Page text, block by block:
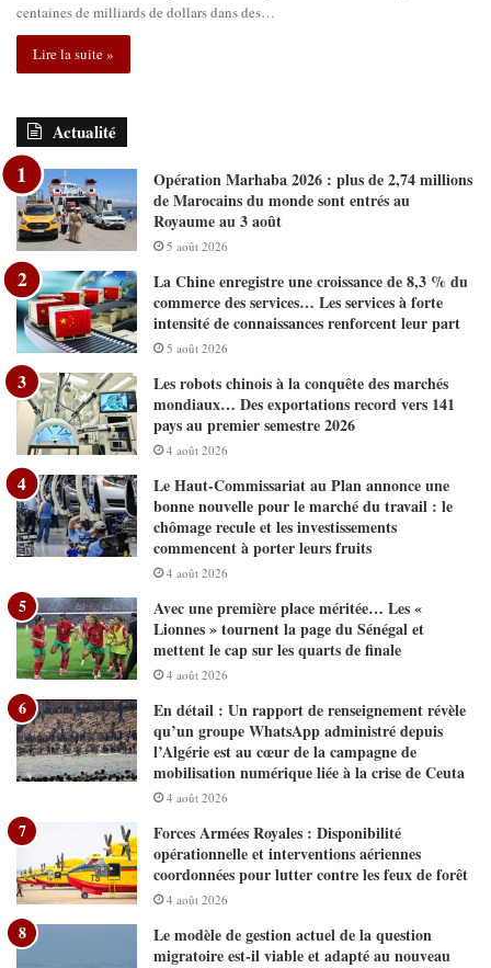
centaines de milliards de dollars dans des…
Lire la suite »
Actualité
Opération Marhaba 2026 : plus de 2,74 millions
de Marocains du monde sont entrés au
Royaume au 3 août
5 août 2026
La Chine enregistre une croissance de 8,3 % du
commerce des services… Les services à forte
intensité de connaissances renforcent leur part
5 août 2026
Les robots chinois à la conquête des marchés
mondiaux… Des exportations record vers 141
pays au premier semestre 2026
4 août 2026
Le Haut-Commissariat au Plan annonce une
bonne nouvelle pour le marché du travail : le
chômage recule et les investissements
commencent à porter leurs fruits
4 août 2026
Avec une première place méritée… Les «
Lionnes » tournent la page du Sénégal et
mettent le cap sur les quarts de finale
4 août 2026
En détail : Un rapport de renseignement révèle
qu’un groupe WhatsApp administré depuis
l’Algérie est au cœur de la campagne de
mobilisation numérique liée à la crise de Ceuta
4 août 2026
Forces Armées Royales : Disponibilité
opérationnelle et interventions aériennes
coordonnées pour lutter contre les feux de forêt
4 août 2026
Le modèle de gestion actuel de la question
migratoire est-il viable et adapté au nouveau